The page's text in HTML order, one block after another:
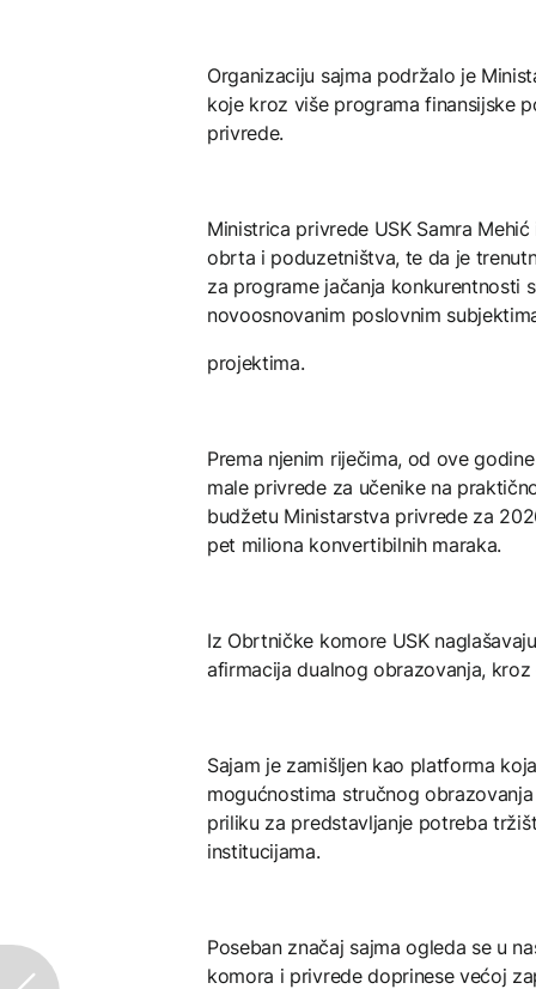
Organizaciju sajma podržalo je
koje kroz više programa finansijske
privrede.
Ministrica privrede USK Samra
obrta i poduzetništva, te da je
za programe jačanja konkurentnosti
novoosnovanim poslovnim
projektima.
Prema njenim riječima, od ove
male privrede za učenike na
budžetu Ministarstva privrede za
pet miliona konvertibilnih maraka.
Iz Obrtničke komore USK
afirmacija dualnog obrazovanja,
Sajam je zamišljen kao platforma
mogućnostima stručnog
priliku za predstavljanje potreba
institucijama.
Poseban značaj sajma ogleda se u
komora i privrede doprinese većoj